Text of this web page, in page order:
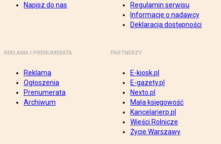
Napisz do nas
Regulamin serwisu
Informacje o nadawcy
Deklaracja dostępności
REKLAMA I PRENUMERATA
Reklama
Ogłoszenia
Prenumerata
Archiwum
PARTNERZY
E-kiosk.pl
E-gazety.pl
Nexto.pl
Mała księgowość
Kancelarierp.pl
Wieści Rolnicze
Życie Warszawy